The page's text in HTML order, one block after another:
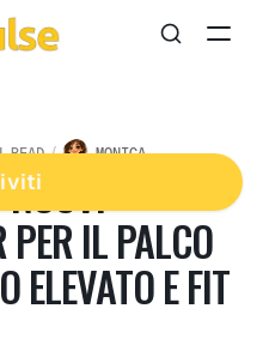
MONICA
IL PALCO
ELEVATO E FIT